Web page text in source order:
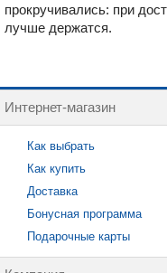
прокручивались: при
лучше держатся.
Интернет-магазин
Как выбрать
Как купить
Доставка
Бонусная программа
Подарочные карты